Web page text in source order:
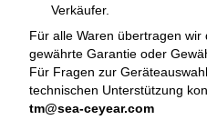
Verkäufer.
Für alle Waren übertragen
gewährte Garantie oder
Für Fragen zur
technischen Unterstützung
tm@sea-ceyear.com